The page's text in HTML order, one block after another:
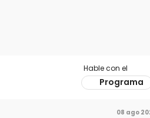
Hable con el
Programa
08 ago